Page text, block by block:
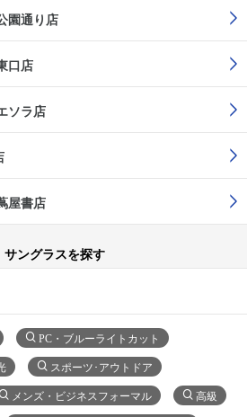
園通り店
口店
ソラ店
屋書店
サングラスを探す
PC・ブルーライトカット
スポーツ･アウトドア
メンズ・ビジネスフォーマル 高級